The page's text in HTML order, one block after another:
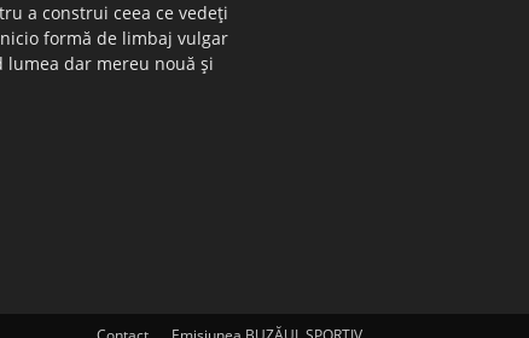
a construi ceea ce vedeţi
formă de limbaj vulgar
dar mereu nouă şi